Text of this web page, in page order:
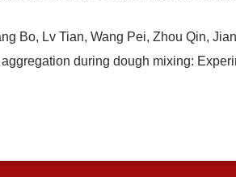
Bo, Lv Tian, Wang Pei, Zhou Qin,
during dough mixing: